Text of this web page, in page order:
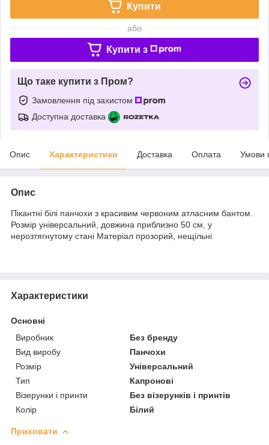
Купити
або
Купити з
Що таке купити з Пром?
Замовлення під захистом
Доступна доставка
Опис Характеристики Доставка Оплата Умови
Опис
Пікантні білі панчохи з красивим червоним атласним бантом.
Розмір універсальний, довжина приблизно 50 см, у
нерозтягнутому стані Матеріал прозорий, нещільні
Характеристики
Основні
Виробник
Без бренду
Вид виробу
Панчохи
Розмір
Універсальний
Тип
Капронові
Візерунки і принти
Без візерунків і принтів
Колір
Білий
Приховати